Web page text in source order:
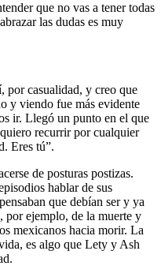
que no vas a tener todas
las dudas es muy
por casualidad, y creo que
y viendo fue más evidente
ir. Llegó un punto en el que
recurrir por cualquier
Eres tú”.
de posturas postizas.
hablar de sus
que debían ser y ya
por ejemplo, de la muerte y
mexicanos hacia morir. La
es algo que Lety y Ash